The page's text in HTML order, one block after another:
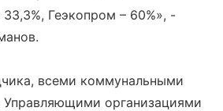
Геэкопром – 60%», -
всеми коммунальными
организациями